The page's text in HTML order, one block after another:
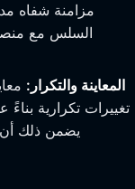
مزامنة شفاه
السلس مع
المعاينة والتكرار:
تغييرات تكرارية